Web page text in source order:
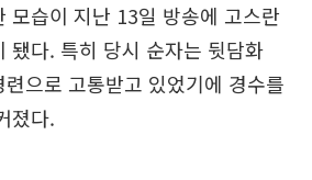
모습이 지난 13일 방송에 고스란
됐다. 특히 당시 순자는 뒷담화
으로 고통받고 있었기에 경수를
졌다.